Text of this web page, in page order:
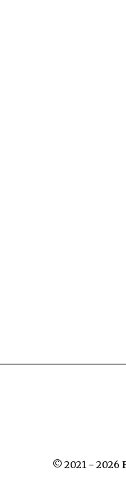
© 2021 - 2026